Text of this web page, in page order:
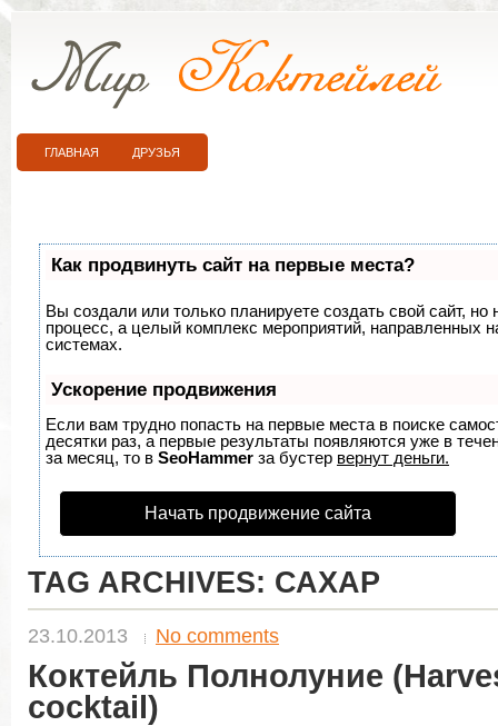
ГЛАВНАЯ ДРУЗЬЯ
Как продвинуть сайт на первые места?
Вы создали или только планируете создать свой сайт,
процесс, а целый комплекс мероприятий, направленных
системах.
Ускорение продвижения
Если вам трудно попасть на первые места в поиске
десятки раз, а первые результаты появляются уже в
за месяц, то в SeoHammer за бустер вернут деньги.
Начать продвижение сайта
TAG ARCHIVES: САХАР
23.10.2013 No comments
Коктейль Полнолуние
cocktail)